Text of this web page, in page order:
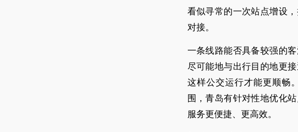
看似寻常的一次站点增设
对接。
一条线路能否具备较强的
尽可能地与出行目的地更
这样公交运行才能更顺畅
围，青岛有针对性地优化
服务更便捷、更高效。